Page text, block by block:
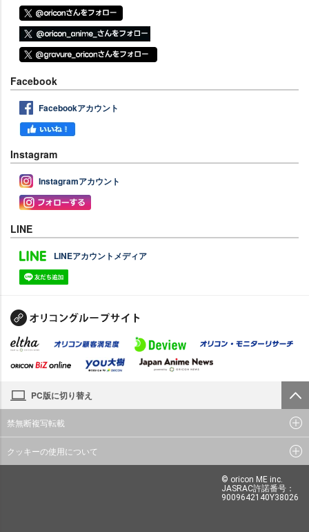
Facebook
Facebookアカウント
Instagram
Instagramアカウント
LINE
LINEアカウントメディア
PC版に切り替え
禁無断複写転載
クッキーの使用について
© oricon ME inc.
JASRAC許諾番号：
9009642140Y38026